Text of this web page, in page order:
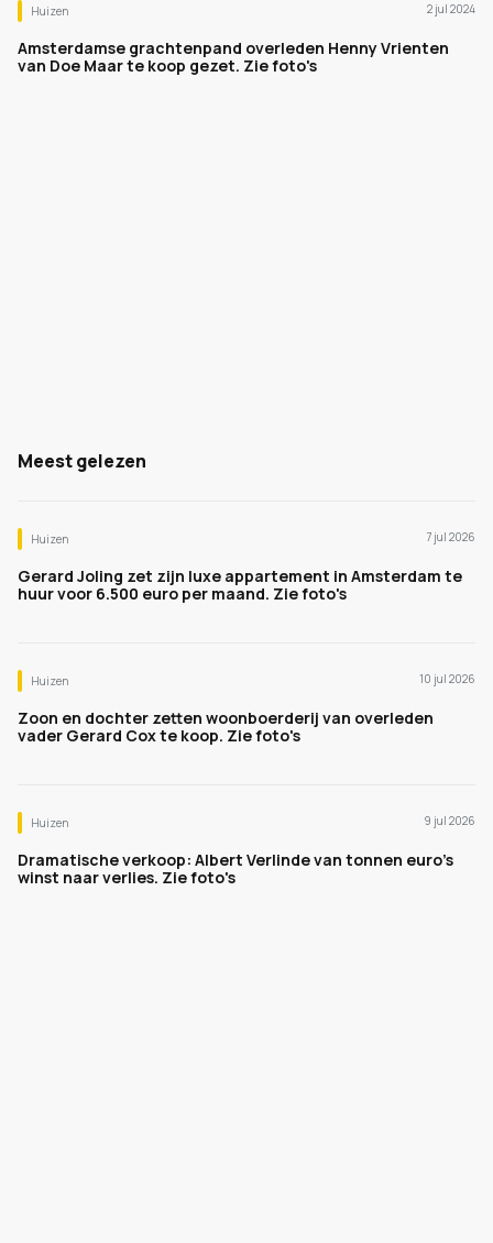
Huizen 2 jul 2024
Amsterdamse grachtenpand overleden Henny Vrienten
van Doe Maar te koop gezet. Zie foto's
Meest gelezen
Huizen 7 jul 2026
Gerard Joling zet zijn luxe appartement in Amsterdam te
huur voor 6.500 euro per maand. Zie foto's
Huizen 10 jul 2026
Zoon en dochter zetten woonboerderij van overleden
vader Gerard Cox te koop. Zie foto's
Huizen 9 jul 2026
Dramatische verkoop: Albert Verlinde van tonnen euro's
winst naar verlies. Zie foto's